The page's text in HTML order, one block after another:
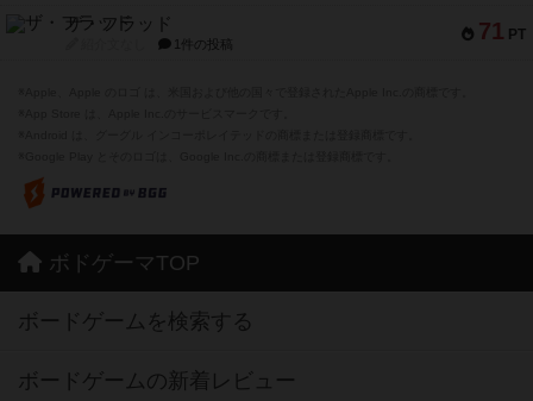
71 PT
ザ・フラッド
1件の投稿
ボドゲーマTOP
ボードゲームを検索する
ボードゲームの新着レビュー